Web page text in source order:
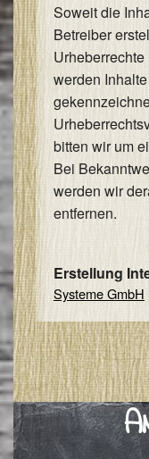
Soweit die
Betreiber
werden
bitten wir um
Bei
werden wir
entfernen.
Erstellung
Systeme GmbH